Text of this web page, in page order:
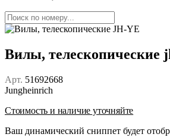
Вилы, телескопические
Арт. 51692668
Jungheinrich
Стоимость и наличие уточняйте
Ваш динамический сниппет будет